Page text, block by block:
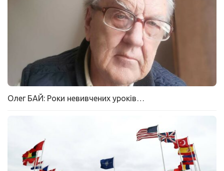
Олег БАЙ: Роки невивчених уроків…